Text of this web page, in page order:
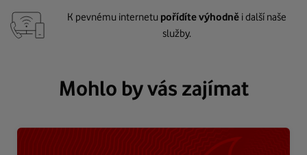
K pevnému internetu pořídíte výhodně i další naše
služby.
Mohlo by vás zajímat